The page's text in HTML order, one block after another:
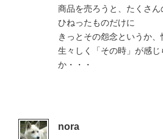
商品を売ろうと、たくさ
ひねったものだけに
きっとその怨念というか
生々しく「その時」が感じ
か・・・
nora